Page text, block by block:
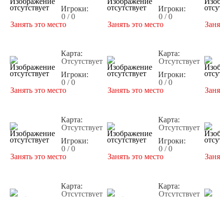
Игроки:
0 / 0
Занять это место
Игроки:
0 / 0
Занять это место
Карта:
Отсутствует
Игроки:
0 / 0
Занять это место
Карта:
Отсутствует
Игроки:
0 / 0
Занять это место
Карта:
Отсутствует
Игроки:
0 / 0
Занять это место
Карта:
Отсутствует
Игроки:
0 / 0
Занять это место
Карта:
Отсутствует
Карта:
Отсутствует